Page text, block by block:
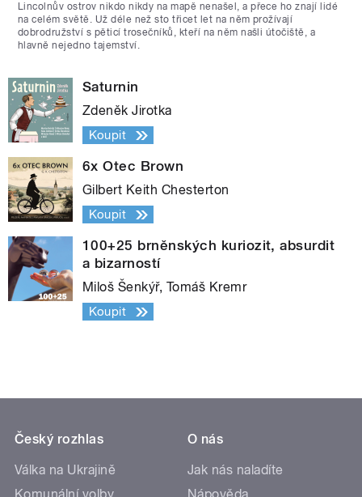
Lincolnův ostrov nikdo nikdy na mapě nenašel, a přece ho znají lidé
na celém světě. Už déle než sto třicet let na něm prožívají
dobrodružství s pěticí trosečníků, kteří na něm našli útočiště, a
hlavně nejedno tajemství.
Saturnin
Zdeněk Jirotka
Koupit
6x Otec Brown
Gilbert Keith Chesterton
Koupit
100+25 brněnských kuriozit, absurdit
a bizarností
Miloš Šenkýř, Tomáš Kremr
Koupit
Český rozhlas
Válka na Ukrajině
O nás
Jak nás naladíte